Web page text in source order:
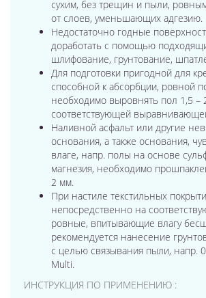
сухим, без трещин и пыли,
от слоев, уменьшающих адгезию.
Недостаточно годные
доработать с помощью
шлифование, грунтование,
Для подготовки пригодной для
способной к абсорбции, ровной
необходимо выровнять пол 1,5 –
соответствующей
Наливной асфальт или другие
основания, а также основания,
влаге, напр. полы на основе
магнезия, необходимо
2 мм.
При настиле текстильных
непосредственно на
ровные, впитывающие влагу
рекомендуется нанесение
с целью связывания пыли, напр.
Multi.
ИНСТРУКЦИЯ ПО ПРИМЕНЕНИЮ :